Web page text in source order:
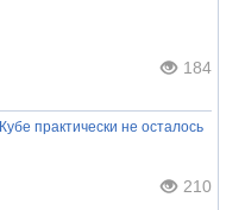
184
практически не осталось
210